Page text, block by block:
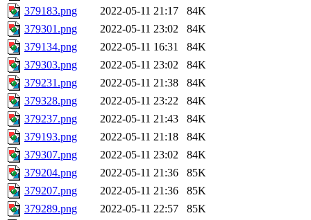
379183.png
2022-05-11 21:17
84K
379301.png
2022-05-11 23:02
84K
379134.png
2022-05-11 16:31
84K
379303.png
2022-05-11 23:02
84K
379231.png
2022-05-11 21:38
84K
379328.png
2022-05-11 23:22
84K
379237.png
2022-05-11 21:43
84K
379193.png
2022-05-11 21:18
84K
379307.png
2022-05-11 23:02
84K
379204.png
2022-05-11 21:36
85K
379207.png
2022-05-11 21:36
85K
379289.png
2022-05-11 22:57
85K